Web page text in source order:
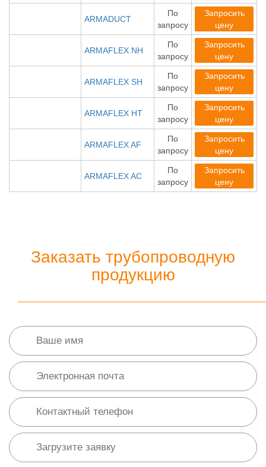
ARMADUCT
По
запросу
Запросить
цену
ARMAFLEX NH
По
запросу
Запросить
цену
ARMAFLEX SH
По
запросу
Запросить
цену
ARMAFLEX HT
По
запросу
Запросить
цену
ARMAFLEX AF
По
запросу
Запросить
цену
ARMAFLEX AC
По
запросу
Запросить
цену
Заказать трубопроводную
продукцию